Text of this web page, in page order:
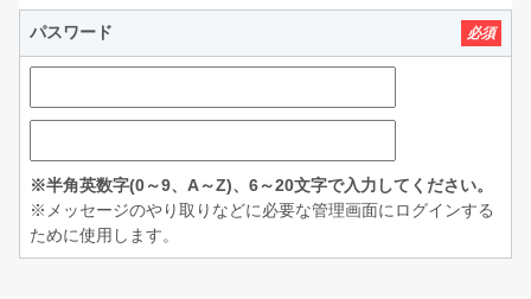
パスワード 必須
※半角英数字(0～9、A～Z)、6～20文字で入力してください。
※メッセージのやり取りなどに必要な管理画面にログインする
ために使用します。